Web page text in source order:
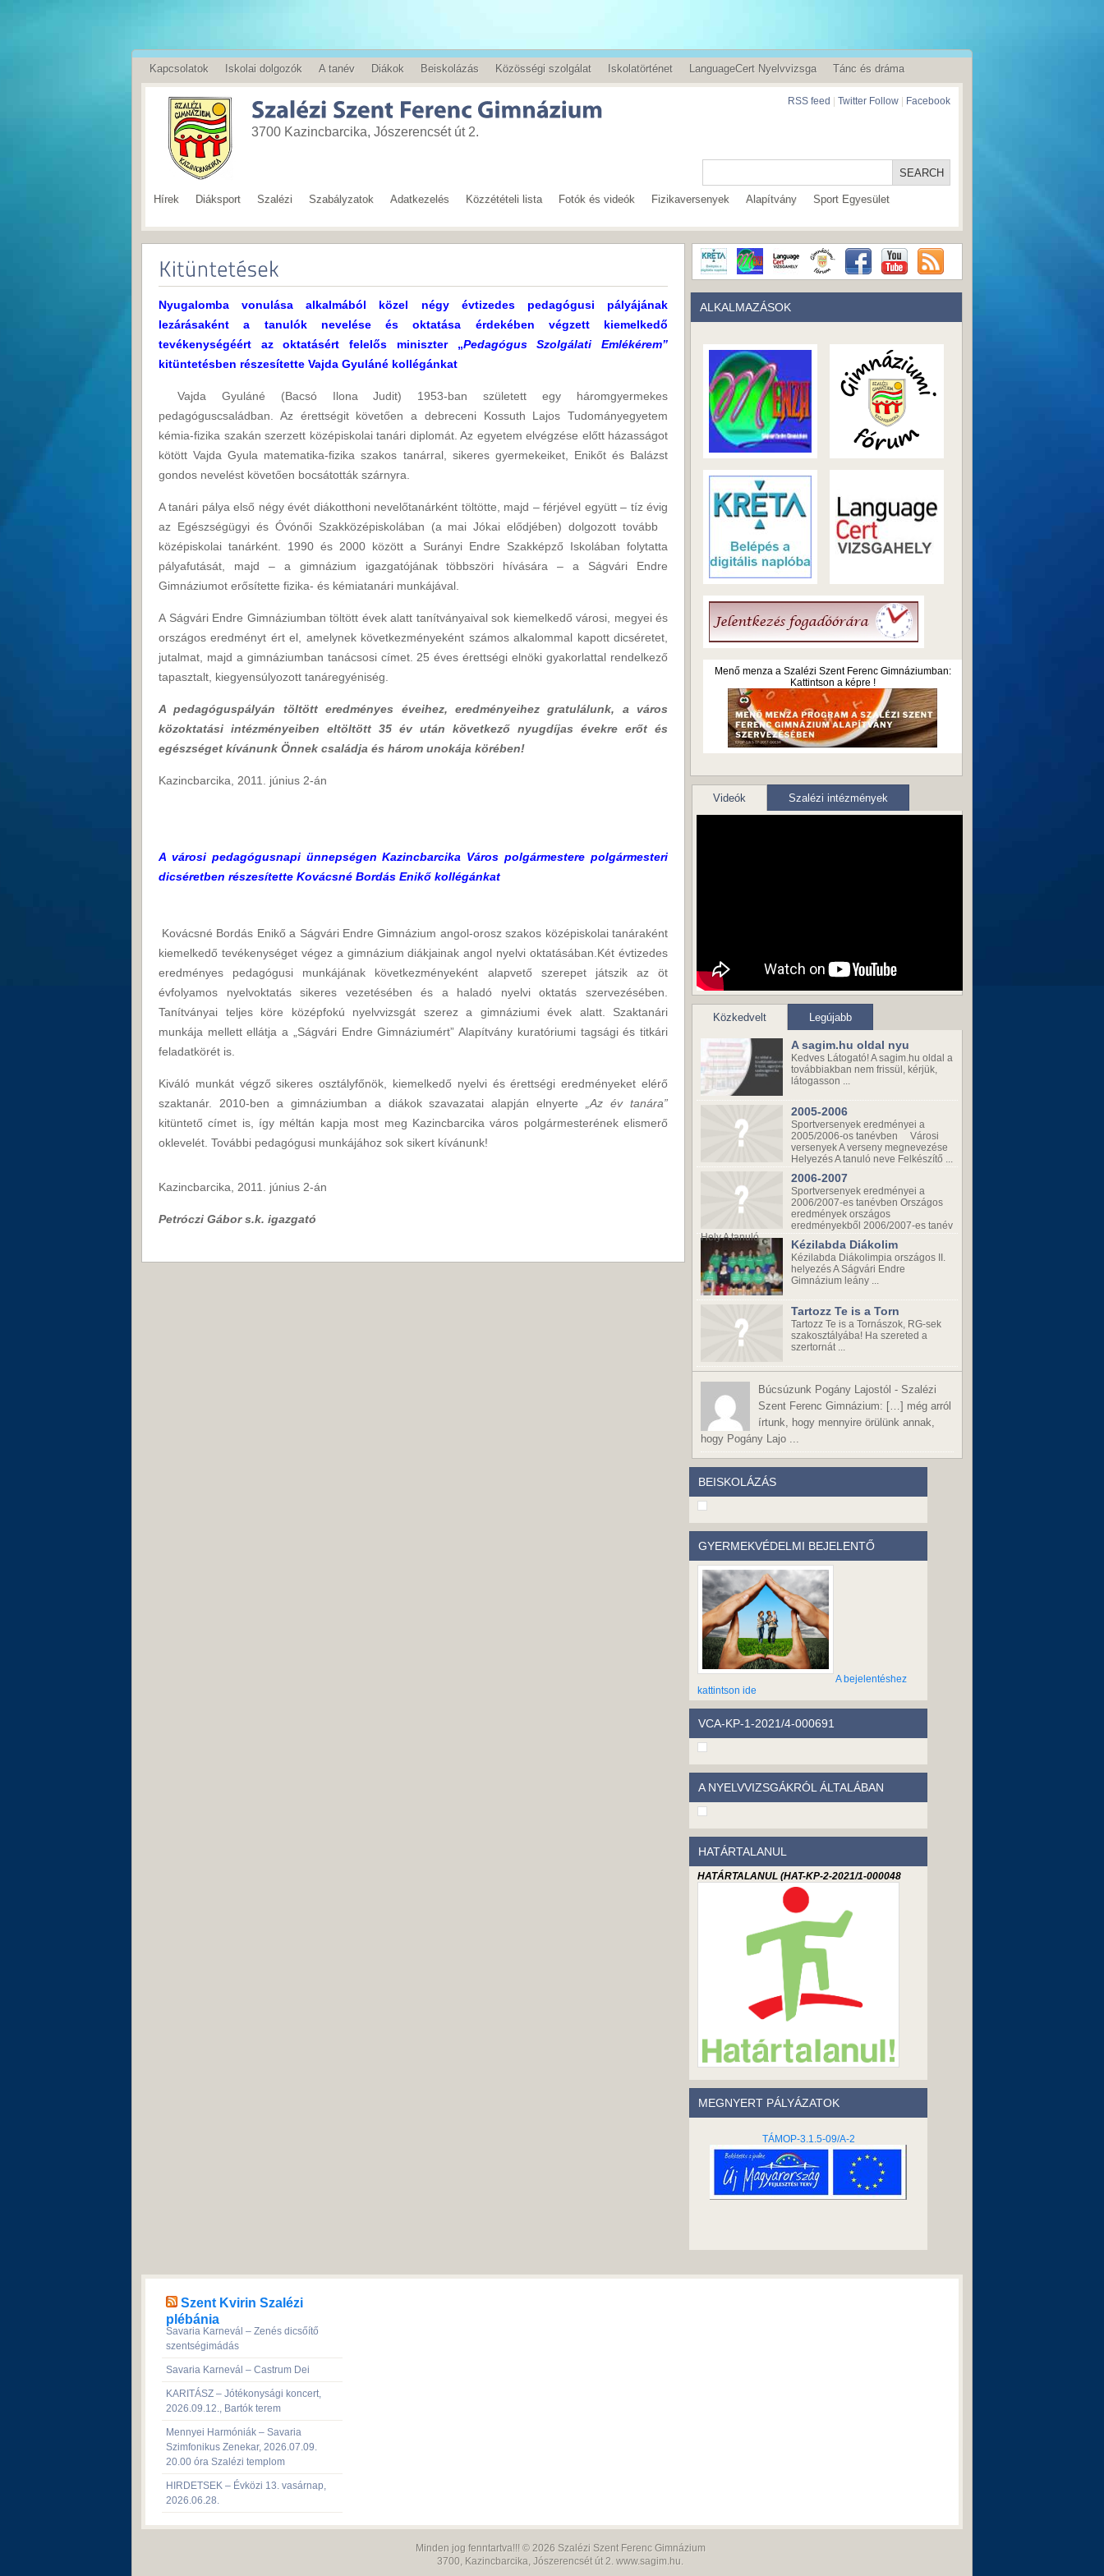
Kapcsolatok Iskolai dolgozók A tanév Diákok Beiskolázás Közösségi szolgálat Iskolatörténet LanguageCert Nyelvvizsga Tánc és dráma
English
3700 Kazincbarcika, Jószerencsét út 2.
RSS feed Twitter Follow Facebook
Hírek Diáksport Szalézi Szabályzatok Adatkezelés Közzétételi lista Fotók és videók Fizikaversenyek Alapítvány Sport Egyesület
Nyugalomba vonulása alkalmából közel négy évtizedes pedagógusi pályájának
lezárásaként a tanulók nevelése és oktatása érdekében végzett kiemelkedő
tevékenységéért az oktatásért felelős miniszter „Pedagógus Szolgálati Emlékérem”
kitüntetésben részesítette Vajda Gyuláné kollégánkat
Vajda Gyuláné (Bacsó Ilona Judit) 1953-ban született egy háromgyermekes
pedagóguscsaládban. Az érettségit követően a debreceni Kossuth Lajos Tudományegyetem
kémia-fizika szakán szerzett középiskolai tanári diplomát. Az egyetem elvégzése előtt házasságot
kötött Vajda Gyula matematika-fizika szakos tanárral, sikeres gyermekeiket, Enikőt és Balázst
gondos nevelést követően bocsátották szárnyra.
A tanári pálya első négy évét diákotthoni nevelőtanárként töltötte, majd – férjével együtt – tíz évig
az Egészségügyi és Óvónői Szakközépiskolában (a mai Jókai elődjében) dolgozott tovább
középiskolai tanárként. 1990 és 2000 között a Surányi Endre Szakképző Iskolában folytatta
pályafutását, majd – a gimnázium igazgatójának többszöri hívására – a Ságvári Endre
Gimnáziumot erősítette fizika- és kémiatanári munkájával.
A Ságvári Endre Gimnáziumban töltött évek alatt tanítványaival sok kiemelkedő városi, megyei és
országos eredményt ért el, amelynek következményeként számos alkalommal kapott dicséretet,
jutalmat, majd a gimnáziumban tanácsosi címet. 25 éves érettségi elnöki gyakorlattal rendelkező
tapasztalt, kiegyensúlyozott tanáregyéniség.
A pedagóguspályán töltött eredményes éveihez, eredményeihez gratulálunk, a város
közoktatási intézményeiben eltöltött 35 év után következő nyugdíjas évekre erőt és
egészséget kívánunk Önnek családja és három unokája körében!
Kazincbarcika, 2011. június 2-án
A városi pedagógusnapi ünnepségen Kazincbarcika Város polgármestere polgármesteri
dicséretben részesítette Kovácsné Bordás Enikő kollégánkat
Kovácsné Bordás Enikő a Ságvári Endre Gimnázium angol-orosz szakos középiskolai tanáraként
kiemelkedő tevékenységet végez a gimnázium diákjainak angol nyelvi oktatásában.Két évtizedes
eredményes pedagógusi munkájának következményeként alapvető szerepet játszik az öt
évfolyamos nyelvoktatás sikeres vezetésében és a haladó nyelvi oktatás szervezésében.
Tanítványai teljes köre középfokú nyelvvizsgát szerez a gimnáziumi évek alatt. Szaktanári
munkája mellett ellátja a „Ságvári Endre Gimnáziumért” Alapítvány kuratóriumi tagsági és titkári
feladatkörét is.
Kiváló munkát végző sikeres osztályfőnök, kiemelkedő nyelvi és érettségi eredményeket elérő
szaktanár. 2010-ben a gimnáziumban a diákok szavazatai alapján elnyerte
„Az év tanára”
kitüntető címet is, így méltán kapja most meg Kazincbarcika város polgármesterének elismerő
oklevelét. További pedagógusi munkájához sok sikert kívánunk!
Kazincbarcika, 2011. június 2-án
Petróczi Gábor s.k. igazgató
ALKALMAZÁSOK
Menő menza a Szalézi Szent Ferenc Gimnáziumban:
Kattintson a képre !
Videók Szalézi intézmények
Közkedvelt Legújabb
A sagim.hu oldal nyu
Kedves Látogató! A sagim.hu oldal a
továbbiakban nem frissül, kérjük,
látogasson ...
2005-2006
Sportversenyek eredményei a
2005/2006-os tanévben Városi
versenyek A verseny megnevezése
Helyezés A tanuló neve Felkészítő ...
2006-2007
Sportversenyek eredményei a
2006/2007-es tanévben Országos
eredmények országos
eredményekből 2006/2007-es tanév
Hely A tanuló ...
Kézilabda Diákolim
Kézilabda Diákolimpia országos II.
helyezés A Ságvári Endre
Gimnázium leány ...
Tartozz Te is a Torn
Tartozz Te is a Tornászok, RG-sek
szakosztályába! Ha szereted a
szertornát ...
Búcsúzunk Pogány Lajostól - Szalézi
Szent Ferenc Gimnázium: […] még arról
írtunk, hogy mennyire örülünk annak,
hogy Pogány Lajo ...
BEISKOLÁZÁS
GYERMEKVÉDELMI BEJELENTŐ
A bejelentéshez
kattintson ide
VCA-KP-1-2021/4-000691
A NYELVVIZSGÁKRÓL ÁLTALÁBAN
HATÁRTALANUL
HATÁRTALANUL (HAT-KP-2-2021/1-000048
MEGNYERT PÁLYÁZATOK
TÁMOP-3.1.5-09/A-2
Szent Kvirin Szalézi
plébánia
Savaria Karnevál – Zenés dicsőítő
szentségimádás
Savaria Karnevál – Castrum Dei
KARITÁSZ – Jótékonysági koncert,
2026.09.12., Bartók terem
Mennyei Harmóniák – Savaria
Szimfonikus Zenekar, 2026.07.09.
20.00 óra Szalézi templom
HIRDETSEK – Évközi 13. vasárnap,
2026.06.28.
Minden jog fenntartva!!! © 2026 Szalézi Szent Ferenc Gimnázium
3700, Kazincbarcika, Jószerencsét út 2. www.sagim.hu.